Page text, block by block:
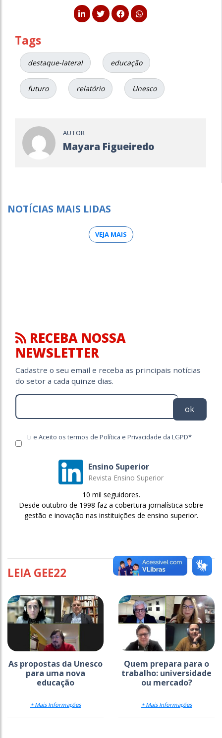
Tags
destaque-lateral educação
futuro relatório Unesco
AUTOR
Mayara Figueiredo
NOTÍCIAS MAIS LIDAS
VEJA MAIS
RECEBA NOSSA
NEWSLETTER
Cadastre o seu email e receba as principais notícias
do setor a cada quinze dias.
ok
Li e Aceito os termos de Política e Privacidade da LGPD*
Ensino Superior
Revista Ensino Superior
10 mil seguidores.
Desde outubro de 1998 faz a cobertura jornalística sobre
gestão e inovação nas instituições de ensino superior.
LEIA GEE22
As propostas da Unesco
para uma nova
educação
+ Mais Informações
Quem prepara para o
trabalho: universidade
ou mercado?
+ Mais Informações